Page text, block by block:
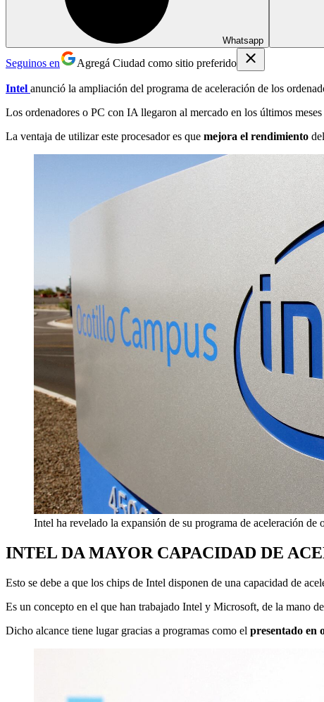
Whatsapp
Seguinos en Agregá Ciudad como sitio preferido
Intel anunció la ampliación del programa de aceleración de los
Los ordenadores o PC con IA llegaron al mercado en los últimos
La ventaja de utilizar este procesador es que mejora el rendimiento
Intel ha revelado la expansión de su programa de aceleración
INTEL DA MAYOR CAPACIDAD DE
Esto se debe a que los chips de Intel disponen de una capacidad de
Es un concepto en el que han trabajado Intel y Microsoft, de la mano
Dicho alcance tiene lugar gracias a programas como el presentado en